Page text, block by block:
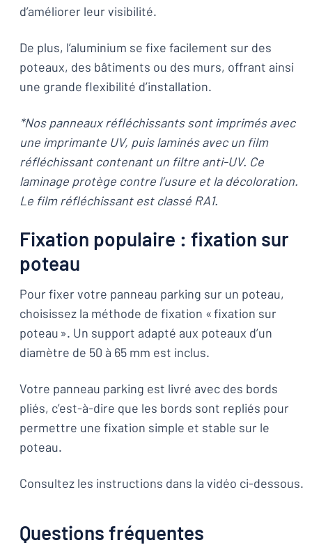
d’améliorer leur visibilité.
De plus, l’aluminium se fixe facilement sur des
poteaux, des bâtiments ou des murs, offrant ainsi
une grande flexibilité d’installation.
*Nos panneaux réfléchissants sont imprimés avec
une imprimante UV, puis laminés avec un film
réfléchissant contenant un filtre anti-UV. Ce
laminage protège contre l’usure et la décoloration.
Le film réfléchissant est classé RA1.
Fixation populaire : fixation sur
poteau
Pour fixer votre panneau parking sur un poteau,
choisissez la méthode de fixation « fixation sur
poteau ». Un support adapté aux poteaux d’un
diamètre de 50 à 65 mm est inclus.
Votre panneau parking est livré avec des bords
pliés, c’est-à-dire que les bords sont repliés pour
permettre une fixation simple et stable sur le
poteau.
Consultez les instructions dans la vidéo ci-dessous.
Questions fréquentes